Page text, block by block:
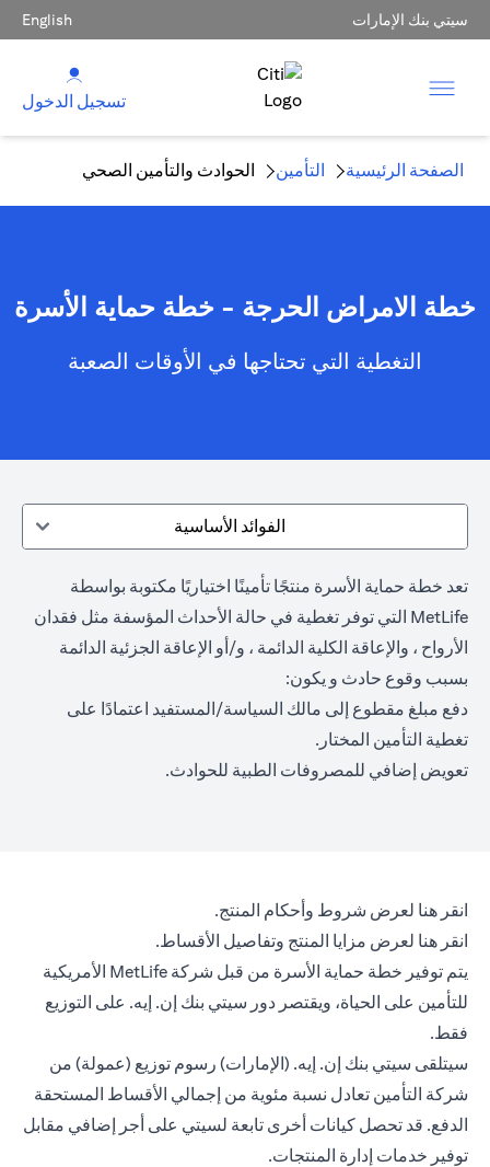
سيتي بنك الإمارات English
تسجيل الدخول
الصفحة الرئيسية التأمين الحوادث والتأمين الصحي
خطة الامراض الحرجة - خطة حماية الأسرة
التغطية التي تحتاجها في الأوقات الصعبة
الفوائد الأساسية
تعد خطة حماية الأسرة منتجًا تأمينًا اختياريًا مكتوبة بواسطة
MetLife التي توفر تغطية في حالة الأحداث المؤسفة مثل فقدان
الأرواح ، والإعاقة الكلية الدائمة ، و/أو الإعاقة الجزئية الدائمة
بسبب وقوع حادث و يكون:
دفع مبلغ مقطوع إلى مالك السياسة/المستفيد اعتمادًا على
تغطية التأمين المختار.
تعويض إضافي للمصروفات الطبية للحوادث.
انقر هنا (opens in a new tab)لعرض شروط وأحكام المنتج.
انقر هنا لعرض مزايا المنتج وتفاصيل الأقساط.
يتم توفير خطة حماية الأسرة من قبل شركة MetLife الأمريكية
للتأمين على الحياة، ويقتصر دور سيتي بنك إن. إيه. على التوزيع
فقط.
سيتلقى سيتي بنك إن. إيه. (الإمارات) رسوم توزيع (عمولة) من
شركة التأمين تعادل نسبة مئوية من إجمالي الأقساط المستحقة
الدفع. قد تحصل كيانات أخرى تابعة لسيتي على أجر إضافي مقابل
توفير خدمات إدارة المنتجات.